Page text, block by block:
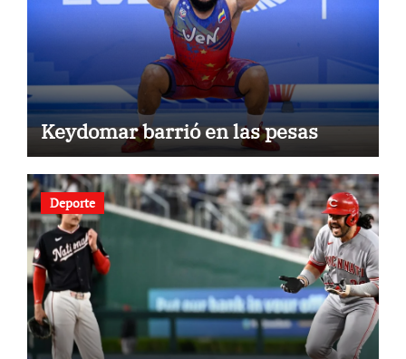
Keydomar barrió en las pesas
Deporte